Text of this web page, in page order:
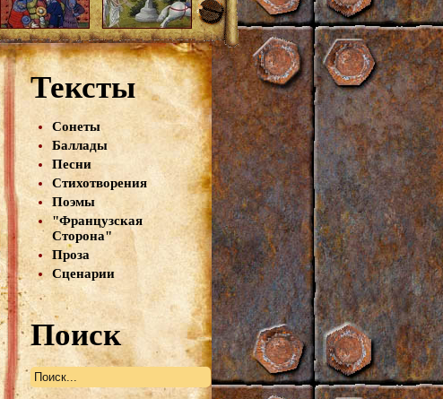
Тексты
Сонеты
Баллады
Песни
Стихотворения
Поэмы
"Французская
Сторона"
Проза
Сценарии
Поиск